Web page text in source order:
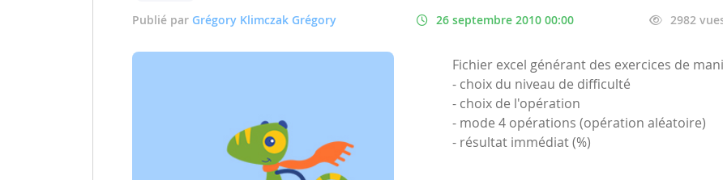
Publié par Grégory Klimczak Grégory 26 septembre 2010 00:00 2982
Fichier excel générant des exercices de
- choix du niveau de difficulté
- choix de l'opération
- mode 4 opérations (opération aléatoire)
- résultat immédiat (%)